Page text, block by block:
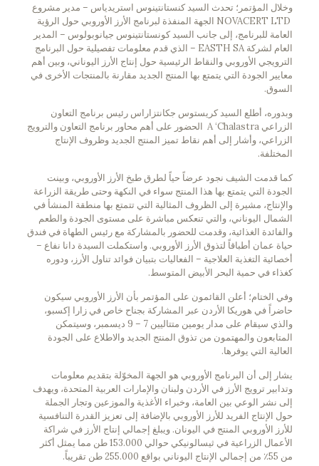
وخلال المؤتمر؛ تحدث السيد كنستانتينوس استريدياس – مدير مشروع
NOVACERT LTD الجهة المنفذة لبرنامج الأرز الأوروبي حول الرؤية
العامة للبرنامج، إلى جانب السيد كونستانتينوس جيانوبولوس – المدير
العام لشركة EASTH SA – الذي قدم معلومات تفصيلية حول البرنامج
الترويجي الأوروبي والنقاط الرئيسية حول إنتاج الأرز اليوناني، وبين أهم
معايير الجودة التي يتمتع بها المنتج الجديد مقارنة بالمنتجات الأخرى في
السوق.
وبدوره، أطلع السيد كريستوس جكانتزاراس رئيس برنامج التعاون
الزراعي A ‘Chalastra الحضور على أهم محاور برنامج التعاون والترويج
الزراعي، وأشار إلى أهم نقاط تميز المنتج الجديد وظروف الإنتاج
المختلفة.
كما قدمت الشيف نجود عرضاً حياً لطرق طبخ الأرز الأوروبي، وبينت
الجودة التي يتمتع بها هذا المنتج سواء في النكهة وحتى طريقة الزراعة
والإنتاج، مشيرة إلى الظروف المثالية التي تتمتع بها منطقة المنشأ في
الشمال اليوناني، والتي تنعكس مباشرة على مستوى الجودة والطعم
والفائدة الغذائية، وقدمت للحضور بالمشاركة مع رئيس الطهاة في فندق
حياة عمان أطباقاً لتذوق الأرز الأوروبي. واستكملت السيدة دانا نفاع –
أخصائية التغذية العلاجية – الفعاليات بتبيان فوائد تناول الأرز، ودوره
كغذاء في حمية البحر الأبيض المتوسط.
وفي الختام؛ أعلن القائمون على المؤتمر بأن الأرز الأوروبي سيكون
حاضراً في هوريكا الأردن عبر المشاركة بجناح خاص في زارا إكسبو،
والذي سيقام على مدار يومين متتاليين 7 – 9 ديسمبر، وسيتمكن
المتابعون والمهتمون من تذوق المنتج الجديد والاطلاع على الجودة
العالية التي يوفرها.
يشار إلى أن البرنامج الأوروبي هو الجهة المخوّلة بتقديم معلومات
وتدابير ترويج الأرز في الأردن ولبنان والإمارات العربية المتحدة، ويهدف
إلى نشر الوعي بين العامة، وخبراء الأغذية والموزعين وتجار الجملة
حول الإنتاج الفريد للأرز الأوروبي بالإضافة إلى تعزيز القدرة التنافسية
للأرز الأوروبي المنتج في اليونان. ويبلغ إجمالي إنتاج الأرز في شراكة
الأعمال الزراعية في ثيسالونيكي حوالي 153.000 طن مما يمثل أكثر
من 55٪ من إجمالي الإنتاج اليوناني بواقع 255.000 طن تقريباً.